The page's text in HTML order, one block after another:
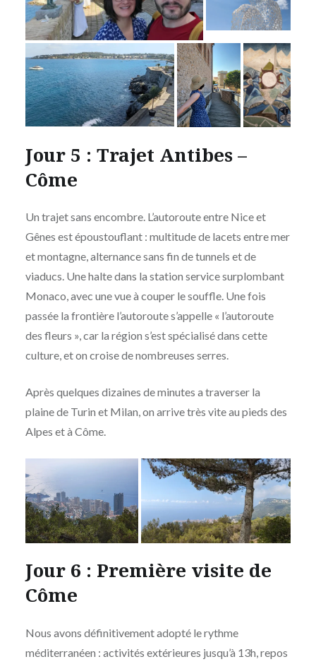
Jour 5 : Trajet Antibes –
Côme
Un trajet sans encombre. L’autoroute entre Nice et
Gênes est époustouflant : multitude de lacets entre mer
et montagne, alternance sans fin de tunnels et de
viaducs. Une halte dans la station service surplombant
Monaco, avec une vue à couper le souffle. Une fois
passée la frontière l’autoroute s’appelle « l’autoroute
des fleurs », car la région s’est spécialisé dans cette
culture, et on croise de nombreuses serres.
Après quelques dizaines de minutes a traverser la
plaine de Turin et Milan, on arrive très vite au pieds des
Alpes et à Côme.
Jour 6 : Première visite de
Côme
Nous avons définitivement adopté le rythme
méditerranéen : activités extérieures jusqu’à 13h, repos